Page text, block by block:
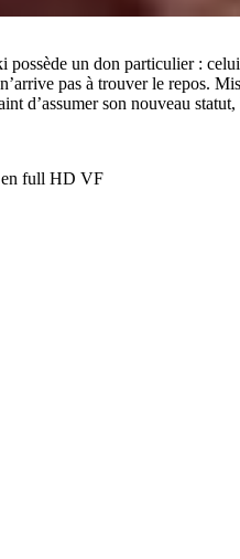
un don particulier :
pas à trouver le repos.
d’assumer son nouveau
en full HD VF